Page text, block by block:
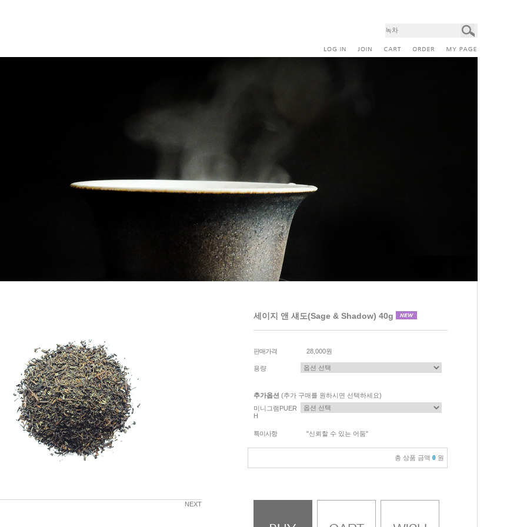
NEXT
세이지 앤 섀도(Sage & Shadow) 40g
판매가격 28,000원
용량
추가옵션 (추가 구매를 원하시면 선택하세요)
미니그램PUER
H
특이사항 "신뢰할 수 있는 어둠"
총 상품 금액 0 원